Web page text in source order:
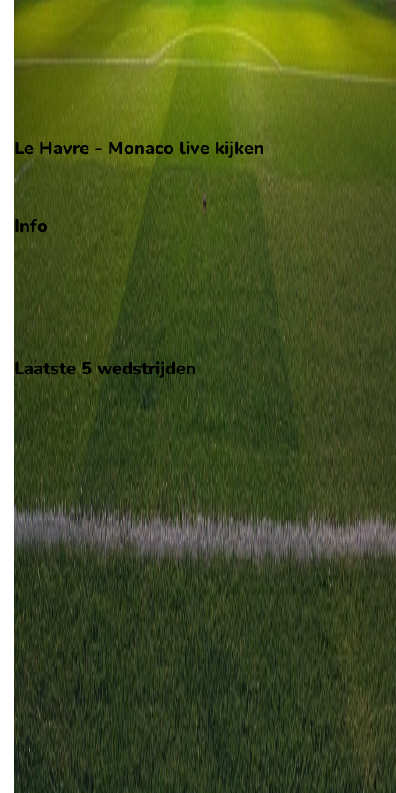
Play-offs voorronde Europa Conference League
Le Havre - Monaco live kijken
Info
Op 23 augustus 2026 gaat Le Havre de strijd aan met
De wedstrijd wordt afgetrapt om 15:15 en wordt gespeeld in
Ligue 1.
Stadion: Stade Oceane
Scheidsrechter: Onbekend
Laatste 5 wedstrijden
H2H
Le Havre
Monaco
24 jan 2026
Le Havre
Monaco
00
16 aug 2025
Monaco
Le Havre
3
26 apr 2025
Le Havre
Monaco
1 1
22 sep 2024